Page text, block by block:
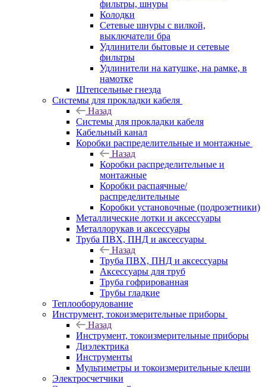
фильтры, шнуры
Колодки
Сетевые шнуры с вилкой,
выключатели бра
Удлинители бытовые и сетевые
фильтры
Удлинители на катушке, на рамке, в
намотке
Штепсельные гнезда
Системы для прокладки кабеля
Назад
Системы для прокладки кабеля
Кабельный канал
Коробки распределительные и монтажные
Назад
Коробки распределительные и
монтажные
Коробки распаячные/
распределительные
Коробки установочные (подрозетники)
Металлические лотки и аксессуары
Металлорукав и аксессуары
Труба ПВХ, ПНД и аксессуары
Назад
Труба ПВХ, ПНД и аксессуары
Аксессуары для труб
Труба гофрированная
Трубы гладкие
Теплооборудование
Инструмент, токоизмерительные приборы
Назад
Инструмент, токоизмерительные приборы
Диэлектрика
Инструменты
Мультиметры и токоизмерительные клещи
Электросчетчики